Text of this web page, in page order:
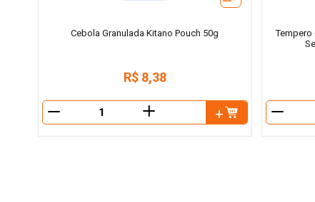
Cebola Granulada Kitano Pouch 50g
R$ 8,38
＋
Tempero